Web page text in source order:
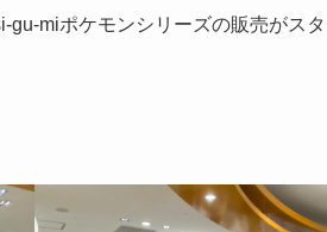
miポケモンシリーズの販売がスタ